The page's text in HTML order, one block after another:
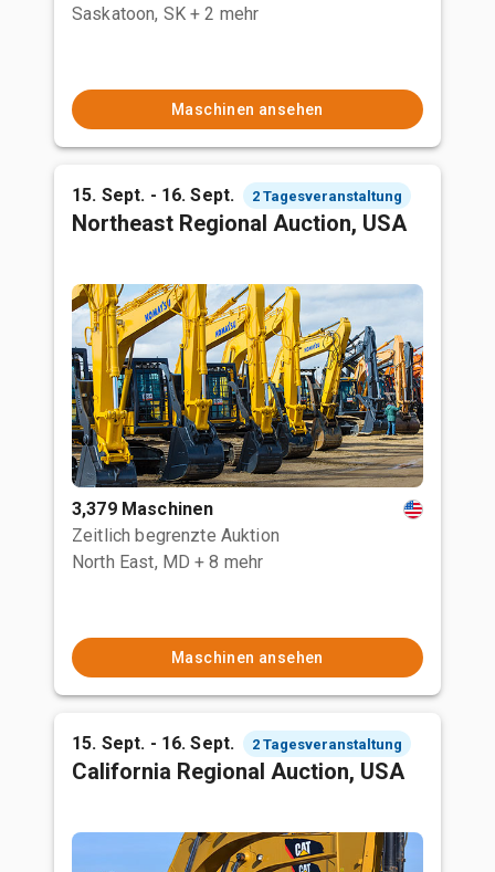
Saskatoon, SK + 2 mehr
Maschinen ansehen
15. Sept. - 16. Sept. 2 Tagesveranstaltung
Northeast Regional Auction, USA
3,379 Maschinen
Zeitlich begrenzte Auktion
North East, MD + 8 mehr
Maschinen ansehen
15. Sept. - 16. Sept. 2 Tagesveranstaltung
California Regional Auction, USA